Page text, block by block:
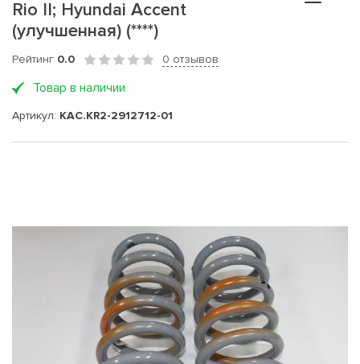
Rio II; Hyundai Accent
(улучшенная) (****)
Рейтинг 0.0 0 отзывов
Товар в наличии
Артикул: KAC.KR2-2912712-01